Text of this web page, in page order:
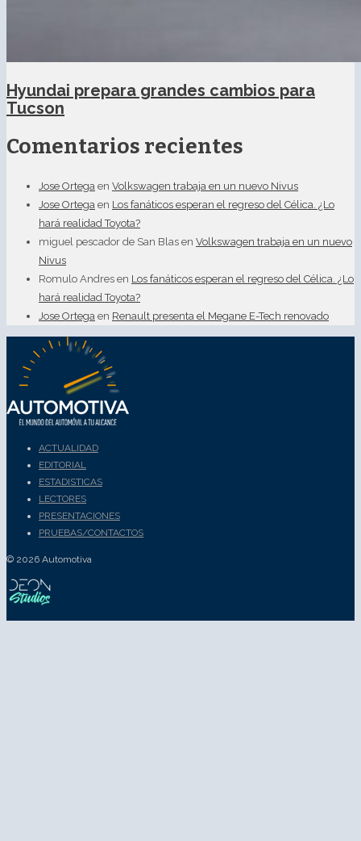
Hyundai prepara grandes cambios para
Tucson
Comentarios recientes
Jose Ortega en Volkswagen trabaja en un nuevo Nivus
Jose Ortega en Los fanáticos esperan el regreso del Célica. ¿Lo
hará realidad Toyota?
miguel pescador de San Blas en Volkswagen trabaja en un nuevo
Nivus
Romulo Andres en Los fanáticos esperan el regreso del Célica. ¿Lo
hará realidad Toyota?
Jose Ortega en Renault presenta el Megane E-Tech renovado
ACTUALIDAD
EDITORIAL
ESTADISTICAS
LECTORES
PRESENTACIONES
PRUEBAS/CONTACTOS
© 2026 Automotiva